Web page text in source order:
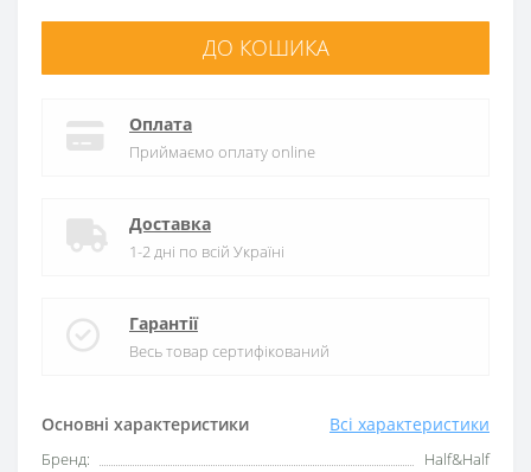
Основні характеристики Всі характеристики
Бренд:
Half&Half
ДО КОШИКА
Оплата
Приймаємо оплату online
Доставка
1-2 дні по всій Україні
Гарантії
Весь товар сертифікований